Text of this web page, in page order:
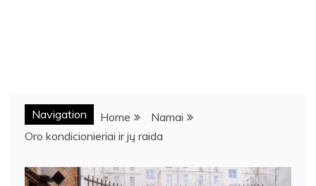
Navigation Home
Namai
Oro kondicionieriai ir jų raida